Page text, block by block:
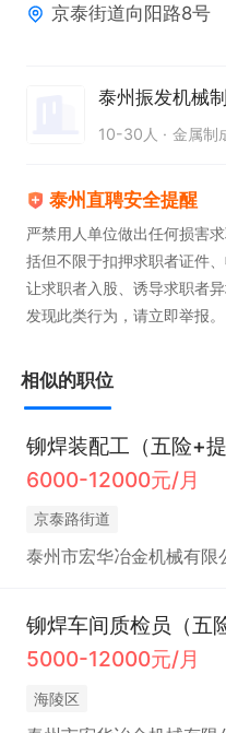
京泰街道向阳路8号
泰州振发机械
10-30人 金属制
泰州直聘安全提醒
严禁用人单位做出任何损害
括但不限于扣押求职者证件
让求职者入股、诱导求职者
发现此类行为，请立即举报。
相似的职位
铆焊装配工（五险+
6000-12000元/月
京泰路街道
泰州市宏华冶金机械有限
铆焊车间质检员（五
5000-12000元/月
海陵区